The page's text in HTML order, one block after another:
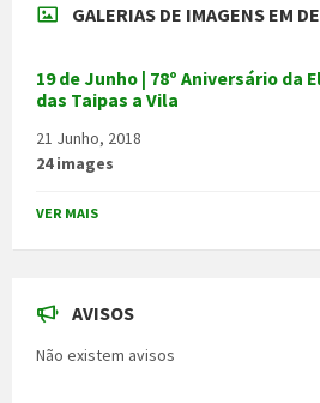
GALERIAS DE IMAGENS EM
19 de Junho | 78º Aniversário da
das Taipas a Vila
21 Junho, 2018
24 images
VER MAIS
AVISOS
Não existem avisos